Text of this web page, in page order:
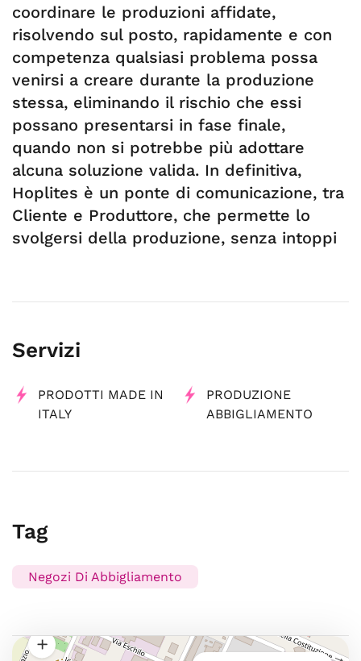
coordinare le produzioni affidate,
risolvendo sul posto, rapidamente e con
competenza qualsiasi problema possa
venirsi a creare durante la produzione
stessa, eliminando il rischio che essi
possano presentarsi in fase finale,
quando non si potrebbe più adottare
alcuna soluzione valida. In definitiva,
Hoplites è un ponte di comunicazione, tra
Cliente e Produttore, che permette lo
svolgersi della produzione, senza intoppi
Servizi
PRODOTTI MADE IN
ITALY
PRODUZIONE
ABBIGLIAMENTO
Tag
Negozi Di Abbigliamento